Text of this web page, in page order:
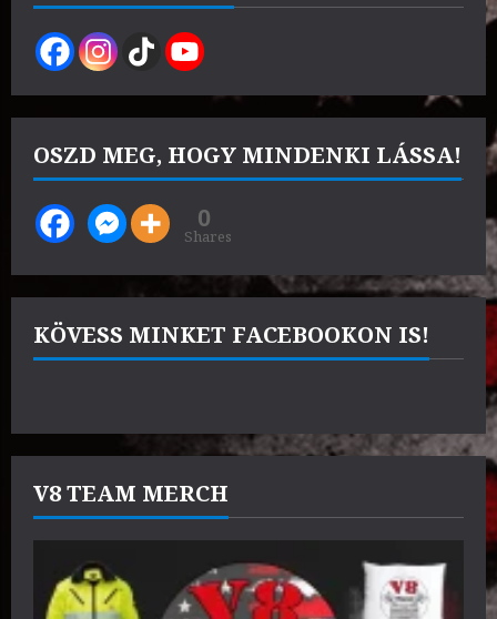
OSZD MEG, HOGY MINDENKI LÁSSA!
0
Shares
KÖVESS MINKET FACEBOOKON IS!
V8 TEAM MERCH